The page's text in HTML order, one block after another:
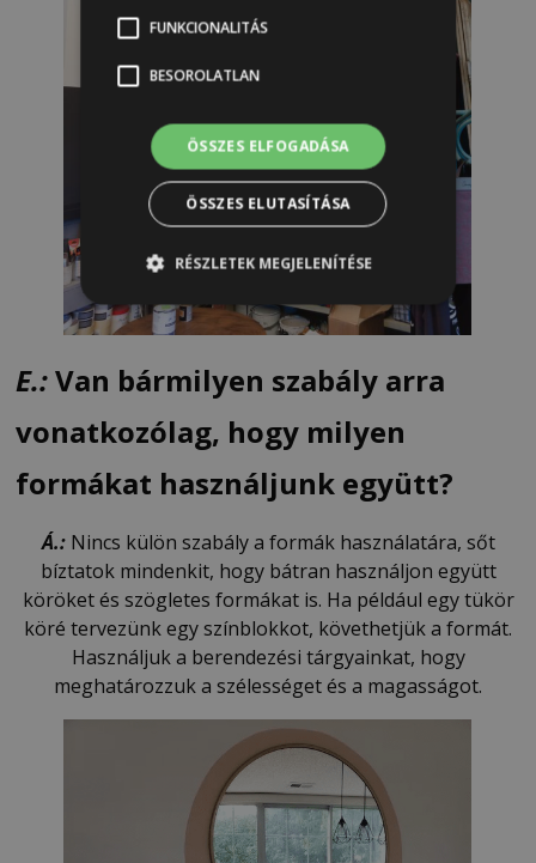
E.:Van bármilyen szabály arra
vonatkozólag, hogy milyen
formákat használjunk együtt?
Á.:Nincs külön szabály a formák használatára, sőt
bíztatok mindenkit, hogy bátran használjon együtt
köröket és szögletes formákat is. Ha például egy tükör
köré tervezünk egy színblokkot, követhetjük a formát.
Használjuk a berendezési tárgyainkat, hogy
meghatározzuk a szélességet és a magasságot.
FUNKCIONALITÁS
BESOROLATLAN
ÖSSZES ELFOGADÁSA
ÖSSZES ELUTASÍTÁSA
RÉSZLETEK MEGJELENÍTÉSE